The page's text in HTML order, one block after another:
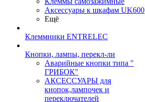
Аксессуары к шкафам UK600
Ещё
Клеммники ENTRELEC
Кнопки, лампы, перекл-ли
Аварийные кнопки типа "
ГРИБОК"
АКСЕССУАРЫ для
кнопок,лампочек и
переключателей